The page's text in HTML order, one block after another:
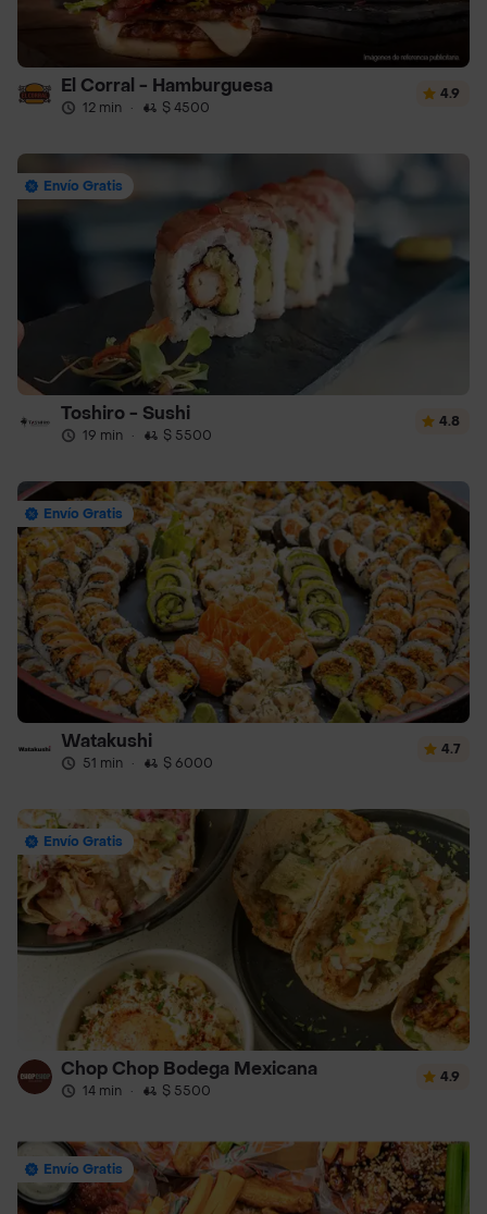
El Corral - Hamburguesa
12 min · $ 4500
4.9
Envío Gratis
Toshiro - Sushi
19 min · $ 5500
4.8
Envío Gratis
Watakushi
51 min · $ 6000
4.7
Envío Gratis
Chop Chop Bodega Mexicana
14 min · $ 5500
4.9
Envío Gratis